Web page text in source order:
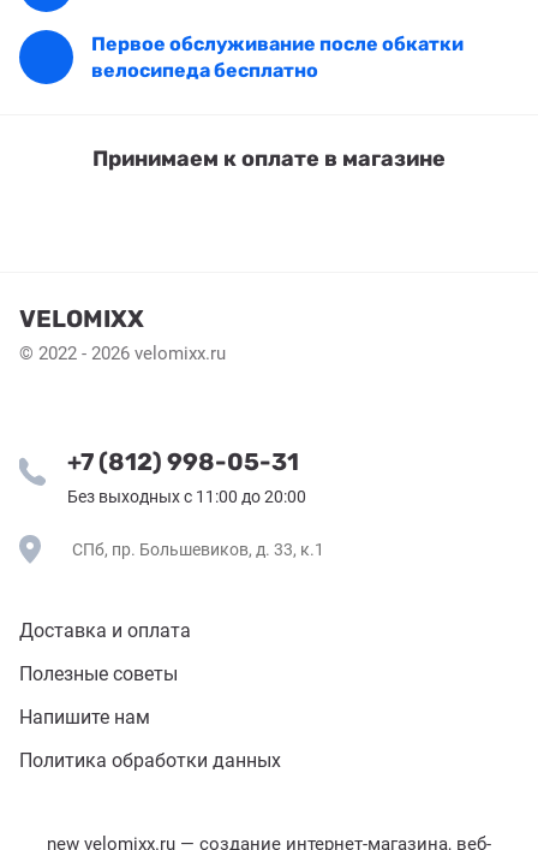
Первое обслуживание после обкатки
велосипеда бесплатно
Принимаем к оплате в магазине
VELOMIXX
© 2022 - 2026 velomixx.ru
+7 (812) 998-05-31
Без выходных с 11:00 до 20:00
СПб, пр. Большевиков, д. 33, к.1
Доставка и оплата
Полезные советы
Напишите нам
Политика обработки данных
new velomixx.ru — создание интернет-магазина, веб-